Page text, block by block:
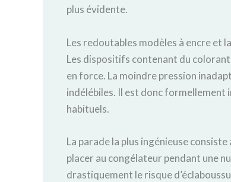
plus évidente.
Les redoutables modèles à encre et
Les dispositifs contenant du
en force. La moindre pression
indélébiles. Il est donc
habituels.
La parade la plus ingénieuse
placer au congélateur pendant une
drastiquement le risque